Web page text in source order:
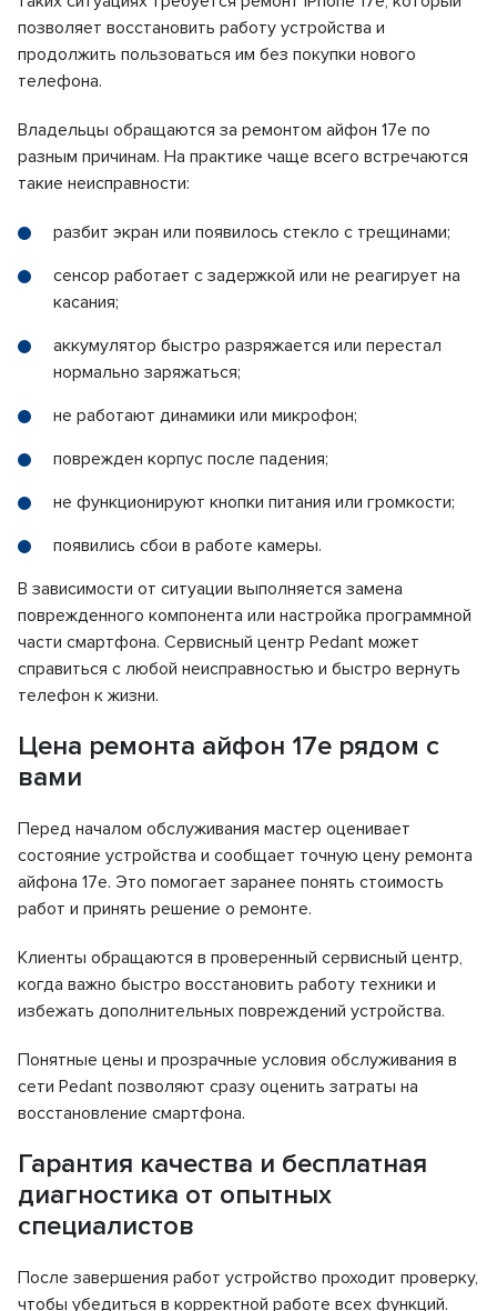
позволяет восстановить работу устройства и
продолжить пользоваться им без покупки нового
телефона.
Владельцы обращаются за ремонтом айфон 17е по
разным причинам. На практике чаще всего встречаются
такие неисправности:
разбит экран или появилось стекло с трещинами;
сенсор работает с задержкой или не реагирует на
касания;
аккумулятор быстро разряжается или перестал
нормально заряжаться;
не работают динамики или микрофон;
поврежден корпус после падения;
не функционируют кнопки питания или громкости;
появились сбои в работе камеры.
В зависимости от ситуации выполняется замена
поврежденного компонента или настройка программной
части смартфона. Сервисный центр Pedant может
справиться с любой неисправностью и быстро вернуть
телефон к жизни.
Цена ремонта айфон 17е рядом с
вами
Перед началом обслуживания мастер оценивает
состояние устройства и сообщает точную цену ремонта
айфона 17е. Это помогает заранее понять стоимость
работ и принять решение о ремонте.
Клиенты обращаются в проверенный сервисный центр,
когда важно быстро восстановить работу техники и
избежать дополнительных повреждений устройства.
Понятные цены и прозрачные условия обслуживания в
сети Pedant позволяют сразу оценить затраты на
восстановление смартфона.
Гарантия качества и бесплатная
диагностика от опытных
специалистов
После завершения работ устройство проходит проверку,
чтобы убедиться в корректной работе всех функций.